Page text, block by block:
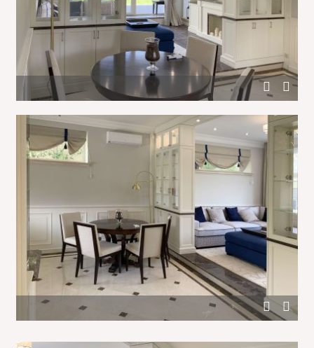
Оформление столовой-гостиной с белой мебелью
Сочетание белого дерева в декоре гостиной-столовой